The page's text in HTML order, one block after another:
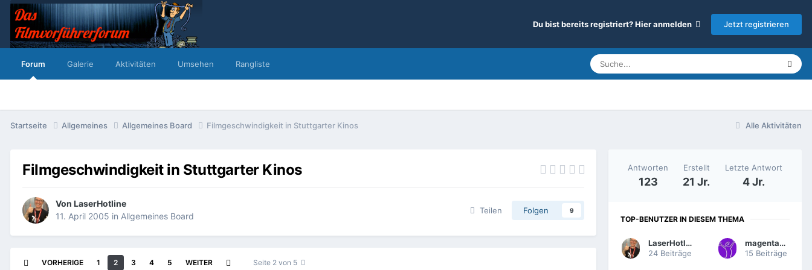
Du bist bereits registriert? Hier anmelden Jetzt registrieren
Forum Galerie Aktivitäten Umsehen Rangliste
Alle Aktivitäten
Startseite Allgemeines Allgemeines Board Filmgeschwindigkeit in Stuttgarter Kinos
Filmgeschwindigkeit in Stuttgarter Kinos
Von LaserHotline
11. April 2005 in Allgemeines Board
Teilen Folgen 9
VORHERIGE 1 2 3 4 5 WEITER Seite 2 von 5
Antworten
123
Erstellt
21 Jr.
Letzte Antwort
4 Jr.
TOP-BENUTZER IN DIESEM THEMA
LaserHotline
24 Beiträge
magentacine
15 Beiträge